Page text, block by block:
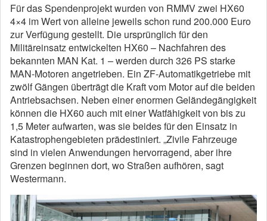
Für das Spendenprojekt wurden von RMMV zwei HX60
4×4 im Wert von alleine jeweils schon rund 200.000 Euro
zur Verfügung gestellt. Die ursprünglich für den
Militäreinsatz entwickelten HX60 – Nachfahren des
bekannten MAN Kat. 1 – werden durch 326 PS starke
MAN-Motoren angetrieben. Ein ZF-Automatikgetriebe mit
zwölf Gängen überträgt die Kraft vom Motor auf die beiden
Antriebsachsen. Neben einer enormen Geländegängigkeit
können die HX60 auch mit einer Watfähigkeit von bis zu
1,5 Meter aufwarten, was sie beides für den Einsatz in
Katastrophengebieten prädestiniert. „Zivile Fahrzeuge
sind in vielen Anwendungen hervorragend, aber ihre
Grenzen beginnen dort, wo Straßen aufhören, sagt
Westermann.